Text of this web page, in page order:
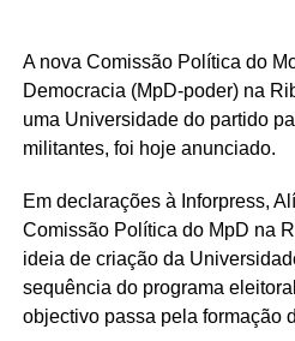
A nova Comissão Política do
Democracia (MpD-poder) na
uma Universidade do partido
militantes, foi hoje anunciado.
Em declarações à Inforpress,
Comissão Política do MpD na
ideia de criação da
sequência do programa
objectivo passa pela formação